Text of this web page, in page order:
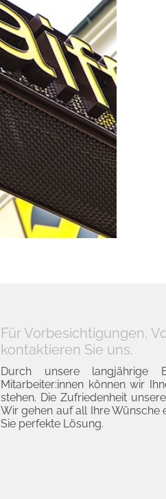
Für Vorbesichtigungen,
kontaktieren Sie uns.
Durch unsere langjährige
Mitarbeiter:innen können wir
stehen. Die Zufriedenheit
Wir gehen auf all Ihre Wünsche
Sie perfekte Lösung.